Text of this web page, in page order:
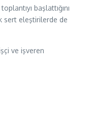
başlattığını
sert eleştirilerde de
ve işveren